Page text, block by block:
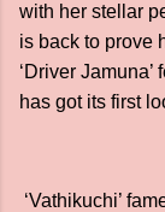
with her stellar
is back to prove
‘Driver
has got its first
‘Vathikuchi’